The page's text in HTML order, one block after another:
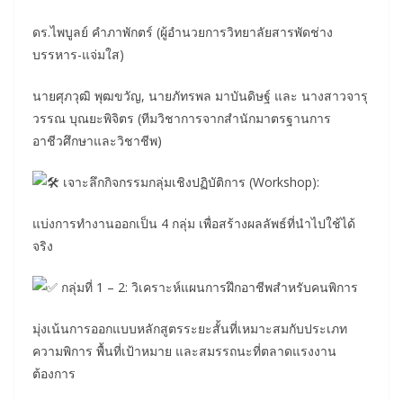
ดร.ไพบูลย์ คำภาพักตร์ (ผู้อำนวยการวิทยาลัยสารพัดช่าง
บรรหาร-แจ่มใส)
นายศุภวุฒิ พุฒขวัญ, นายภัทรพล มาบันดิษฐ์ และ นางสาวจารุ
วรรณ บุณยะพิจิตร (ทีมวิชาการจากสำนักมาตรฐานการ
อาชีวศึกษาและวิชาชีพ)
เจาะลึกกิจกรรมกลุ่มเชิงปฏิบัติการ (Workshop):
แบ่งการทำงานออกเป็น 4 กลุ่ม เพื่อสร้างผลลัพธ์ที่นำไปใช้ได้
จริง
กลุ่มที่ 1 – 2: วิเคราะห์แผนการฝึกอาชีพสำหรับคนพิการ
มุ่งเน้นการออกแบบหลักสูตรระยะสั้นที่เหมาะสมกับประเภท
ความพิการ พื้นที่เป้าหมาย และสมรรถนะที่ตลาดแรงงาน
ต้องการ